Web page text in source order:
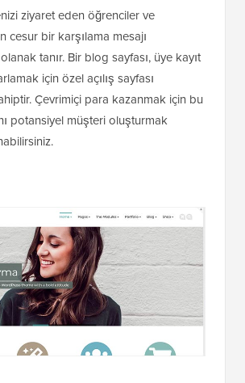
ziyaret eden öğrenciler ve
cesur bir karşılama mesajı
tanır. Bir blog sayfası, üye kayıt
için özel açılış sayfası
Çevrimiçi para kazanmak için bu
potansiyel müşteri oluşturmak